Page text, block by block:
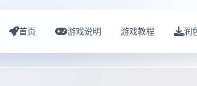
首页 游戏说明 游戏教程 润